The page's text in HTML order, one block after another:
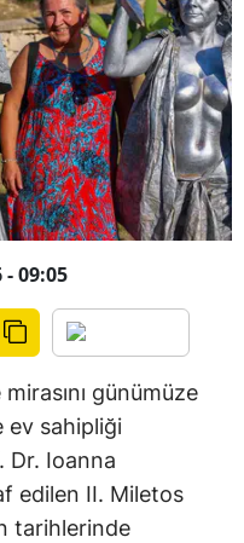
09:05
günümüze
ev sahipliği
Dr. Ioanna
edilen II. Miletos
tarihlerinde